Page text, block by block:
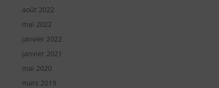
août 2022
mai 2022
janvier 2022
janvier 2021
mai 2020
mars 2019